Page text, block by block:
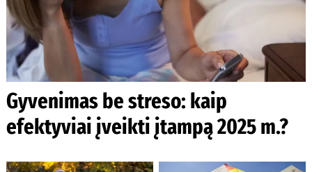
Gyvenimas be streso: kaip
efektyviai įveikti įtampą 2025 m.?